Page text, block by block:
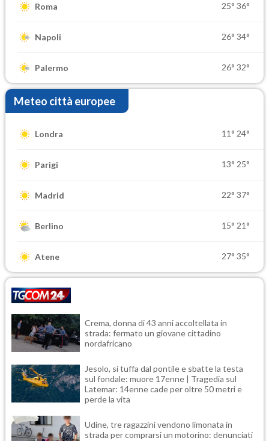
Roma 25° 36°
Napoli 26° 34°
Palermo 26° 32°
Meteo città europee
Londra 11° 24°
Parigi 13° 25°
Madrid 22° 37°
Berlino 15° 21°
Atene 27° 35°
Crema, donna di 43 anni accoltellata in
strada: fermato un giovane cittadino
nordafricano
Jesolo, si tuffa dal pontile e sbatte la testa
sul fondale: muore 17enne | Tragedia sul
Latemar: 14enne cade per oltre 50 metri e
perde la vita
Udine, tre ragazzini vendono limonata in
strada per comprarsi un motorino: denunciati